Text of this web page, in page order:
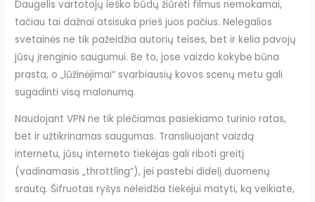
Daugelis vartotojų ieško būdų žiūrėti filmus nemokamai,
tačiau tai dažnai atsisuka prieš juos pačius. Nelegalios
svetainės ne tik pažeidžia autorių teises, bet ir kelia pavojų
jūsų įrenginio saugumui. Be to, jose vaizdo kokybė būna
prasta, o „lūžinėjimai“ svarbiausių kovos scenų metu gali
sugadinti visą malonumą.
Naudojant VPN ne tik plečiamas pasiekiamo turinio ratas,
bet ir užtikrinamas saugumas. Transliuojant vaizdą
internetu, jūsų interneto tiekėjas gali riboti greitį
(vadinamasis „throttling“), jei pastebi didelį duomenų
srautą. Šifruotas ryšys neleidžia tiekėjui matyti, ką veikiate,